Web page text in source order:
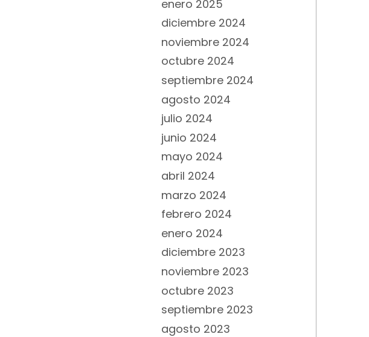
enero 2025
diciembre 2024
noviembre 2024
octubre 2024
septiembre 2024
agosto 2024
julio 2024
junio 2024
mayo 2024
abril 2024
marzo 2024
febrero 2024
enero 2024
diciembre 2023
noviembre 2023
octubre 2023
septiembre 2023
agosto 2023